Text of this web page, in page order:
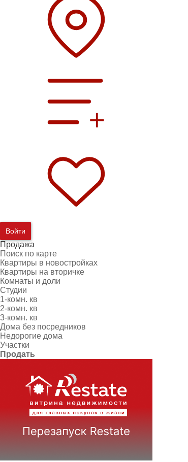
Войти
Продажа
Поиск по карте
Квартиры в новостройках
Квартиры на вторичке
Комнаты и доли
Студии
1-комн. кв
2-комн. кв
3-комн. кв
Дома без посредников
Недорогие дома
Участки
Продать